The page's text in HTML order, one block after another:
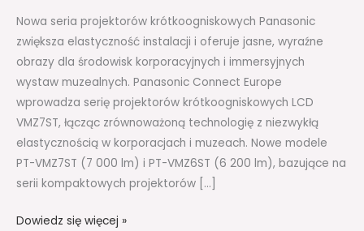
Nowa seria projektorów krótkoogniskowych Panasonic
zwiększa elastyczność instalacji i oferuje jasne, wyraźne
obrazy dla środowisk korporacyjnych i immersyjnych
wystaw muzealnych. Panasonic Connect Europe
wprowadza serię projektorów krótkoogniskowych LCD
VMZ7ST, łącząc zrównoważoną technologię z niezwykłą
elastycznością w korporacjach i muzeach. Nowe modele
PT-VMZ7ST (7 000 lm) i PT-VMZ6ST (6 200 lm), bazujące na
serii kompaktowych projektorów […]
Dowiedz się więcej »